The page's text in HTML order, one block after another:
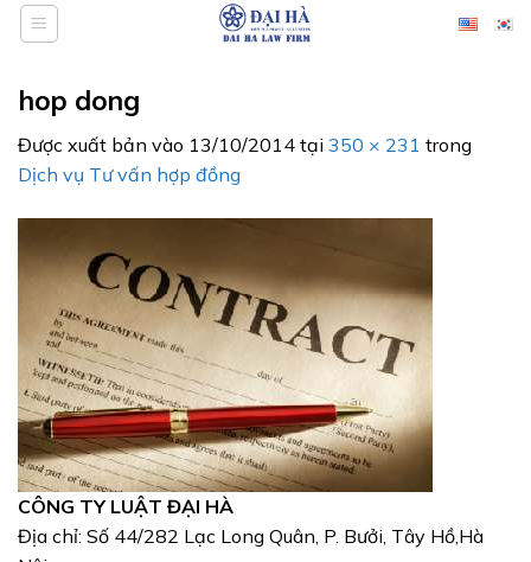
Bỏ
qua
dunghop dong
Được xuất bản vào 13/10/2014 tại 350 × 231 trong
Dịch vụ Tư vấn hợp đồng
CÔNG TY LUẬT ĐẠI HÀ
Địa chỉ: Số 44/282 Lạc Long Quân, P. Bưởi, Tây Hồ,Hà